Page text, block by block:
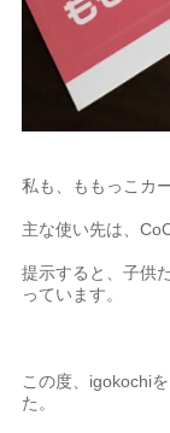
私も、ももっこカ
主な使い先は、
提示すると、子供
っています。
この度、igokochi
た。